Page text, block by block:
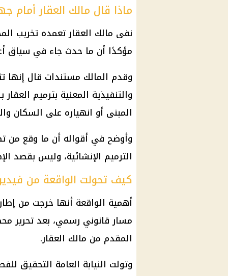
ماذا قال مالك العقار أمام
نفى مالك العقار تعمده تخريب
مؤكدًا أن ما حدث جاء في سياق
وقدم المالك مستندات قال
والتنفيذية المعنية بترميم
المبنى أو انهياره على السكان
وأوضح في أقواله أن ما وقع من
الترميم الإنشائية، وليس بقصد
كيف تحولت الواقعة من
أهمية الواقعة أنها خرجت من
مسار قانوني رسمي، بعد تحرير
المقدم من مالك العقار.
وتولت النيابة العامة التحقيق